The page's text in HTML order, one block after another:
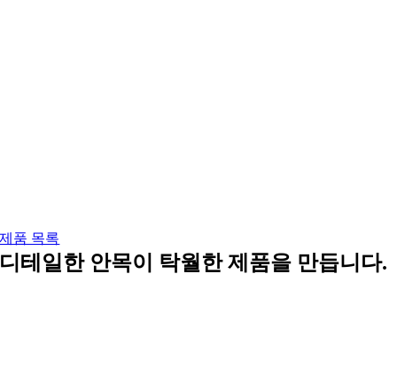
제품 목록
디테일한 안목이 탁월한 제품을 만듭니다.